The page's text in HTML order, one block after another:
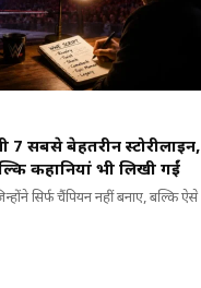
7 सबसे बेहतरीन स्टोरीलाइन,
कहानियां भी लिखी गईं
सिर्फ चैंपियन नहीं बनाए, बल्कि ऐसे